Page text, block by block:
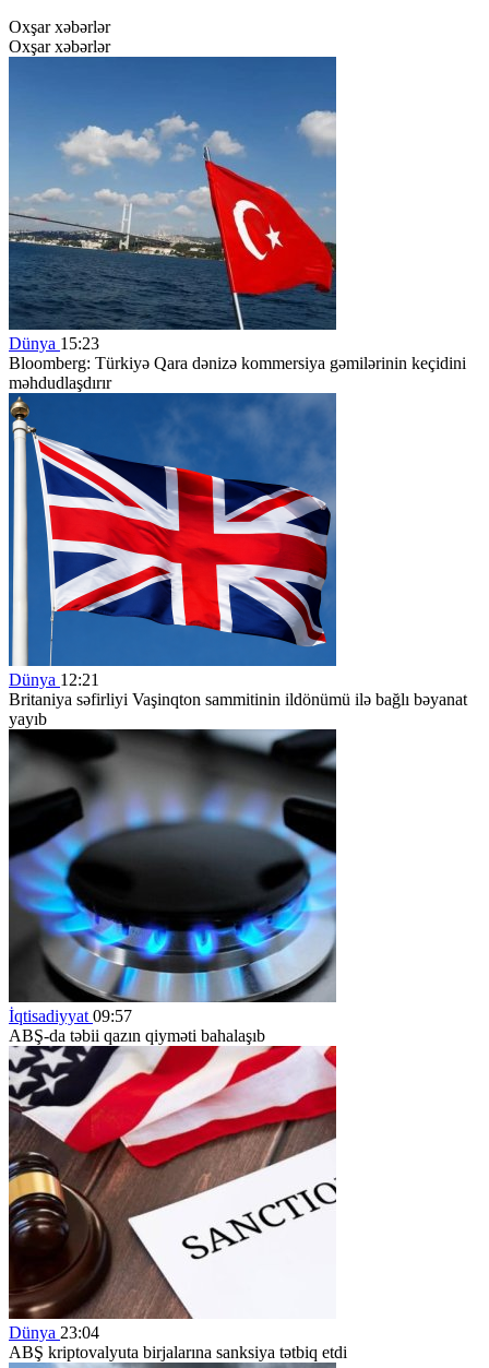
Oxşar xəbərlər
Oxşar xəbərlər
Dünya 15:23
Bloomberg: Türkiyə Qara dənizə kommersiya gəmilərinin keçidini
məhdudlaşdırır
Dünya 12:21
Britaniya səfirliyi Vaşinqton sammitinin ildönümü ilə bağlı bəyanat
yayıb
İqtisadiyyat 09:57
ABŞ-da təbii qazın qiyməti bahalaşıb
Dünya 23:04
ABŞ kriptovalyuta birjalarına sanksiya tətbiq etdi